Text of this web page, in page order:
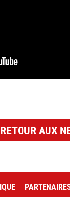
RETOUR AUX
PARTENAIRES